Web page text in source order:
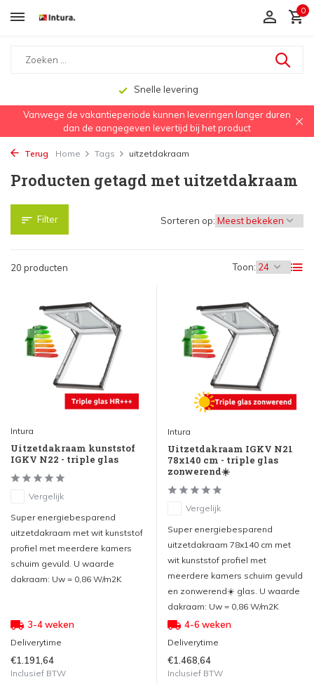
0
Aanbevolen door dakwerkers, aannemers en architecten
Vanwege de vakantieperiode kunnen leveringen langer duren
dan de aangegeven levertijd bij het product
Terug Home Tags uitzetdakraam
Producten getagd met uitzetdakraam
Filter
20 producten Toon:
Sorteren op:
Intura
Uitzetdakraam kunststof
IGKV N22 - triple glas
Vergelijk
Super energiebesparend
uitzetdakraam met wit kunststof
profiel met meerdere kamers
schuim gevuld. U waarde
dakraam: Uw = 0,86 W/m2K
3-4 weken
Deliverytime
€1.191,64
Inclusief BTW
Intura
Uitzetdakraam IGKV N21
78x140 cm - triple glas
zonwerend☀️
Vergelijk
Super energiebesparend
uitzetdakraam 78x140 cm met
wit kunststof profiel met
meerdere kamers schuim gevuld
en zonwerend☀️ glas. U waarde
dakraam: Uw = 0,86 W/m2K
4-6 weken
Deliverytime
€1.468,64
Inclusief BTW